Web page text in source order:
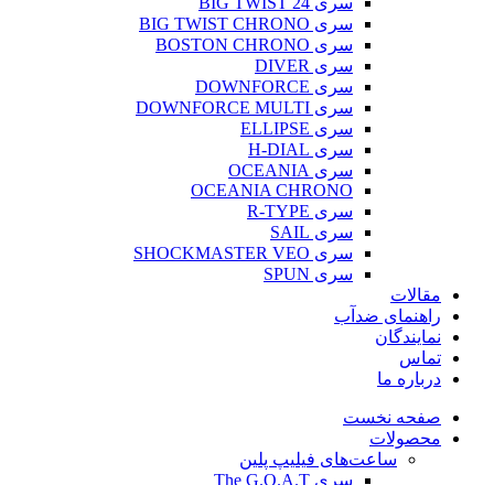
سری BIG TWIST CHRONO
سری BOSTON CHRONO
سری DIVER
سری DOWNFORCE
سری DOWNFORCE MULTI
سری ELLIPSE
سری H-DIAL
سری OCEANIA
OCEANIA CHRONO
سری R-TYPE
سری SAIL
سری SHOCKMASTER VEO
سری SPUN
مقالات
راهنمای ضدآب
نمایندگان
تماس
درباره ما
صفحه نخست
محصولات
ساعت‌های فیلیپ پلین
سری The G.O.A.T